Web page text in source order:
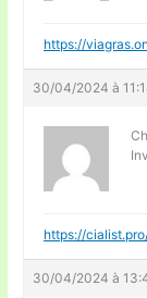
https://
30/04/2024 à
https://
30/04/2024 à